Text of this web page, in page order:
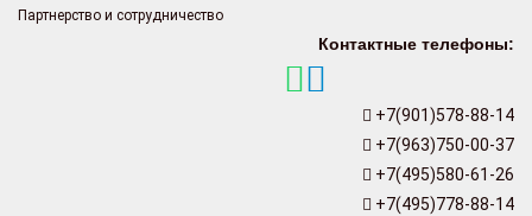
Партнерство и сотрудничество
Контактные телефоны:
+7(901)578-88-14
+7(963)750-00-37
+7(495)580-61-26
+7(495)778-88-14